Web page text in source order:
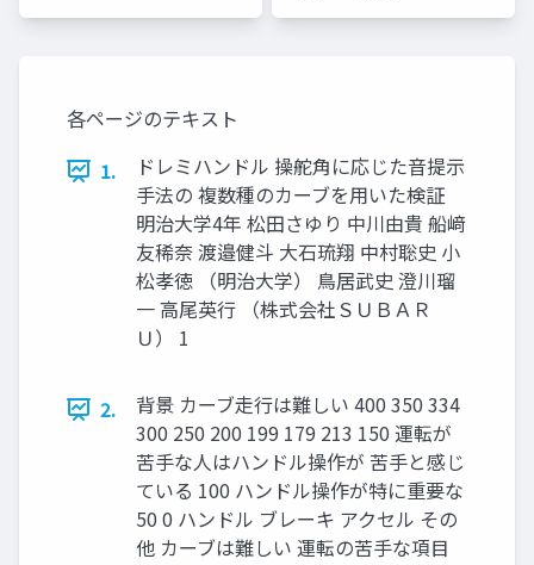
各ページのテキスト
1.
ドレミハンドル 操舵⾓に応じた⾳提⽰
⼿法の 複数種のカーブを⽤いた検証
明治⼤学4年 松⽥さゆり 中川由貴 船﨑
友稀奈 渡邉健⽃ ⼤⽯琉翔 中村聡史 ⼩
松孝徳 （明治⼤学） ⿃居武史 澄川瑠
⼀ ⾼尾英⾏ （株式会社ＳＵＢＡＲ
Ｕ） 1
2.
背景 カーブ⾛⾏は難しい 400 350 334
300 250 200 199 179 213 150 運転が
苦⼿な⼈はハンドル操作が 苦⼿と感じ
ている 100 ハンドル操作が特に重要な
50 0 ハンドル ブレーキ アクセル その
他 カーブは難しい 運転の苦⼿な項⽬